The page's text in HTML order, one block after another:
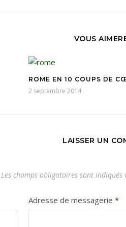
VOUS
ROME EN 10 COUPS DE
2 septembre 2014
LAISSER UN
Les champs obligatoires sont indiqués
Adresse de messagerie*